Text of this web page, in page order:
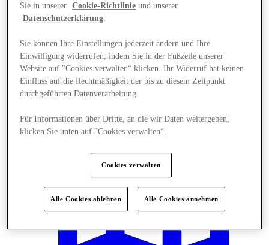
Angebote
Sie in unserer
Cookie-Richtlinie und unserer
Datenschutzerklärung
Sie können Ihre Einstellungen jederzeit ändern und Ihre
Einwilligung widerrufen, indem Sie in der Fußzeile unserer
Website auf "Cookies verwalten“ klicken. Ihr Widerruf hat keinen
Einfluss auf die Rechtmäßigkeit der bis zu diesem Zeitpunkt
durchgeführten Datenverarbeitung.
Für Informationen über Dritte, an die wir Daten weitergeben,
klicken Sie unten auf "Cookies verwalten“.
Cookies verwalten
Alle Cookies ablehnen Alle Cookies annehmen